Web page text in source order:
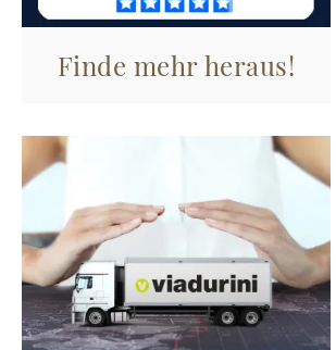
Finde mehr heraus!